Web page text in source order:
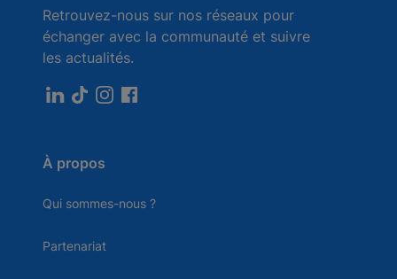
Retrouvez-nous sur nos réseaux pour
échanger avec la communauté et suivre
les actualités.
À propos
Qui sommes-nous ?
Partenariat